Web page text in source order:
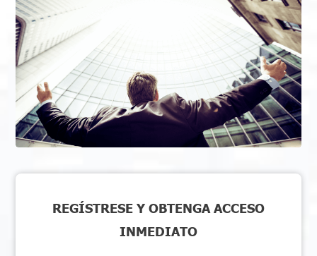
REGÍSTRESE Y OBTENGA ACCESO
INMEDIATO